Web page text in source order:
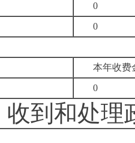
0
0
本年收费
0
收到和处理